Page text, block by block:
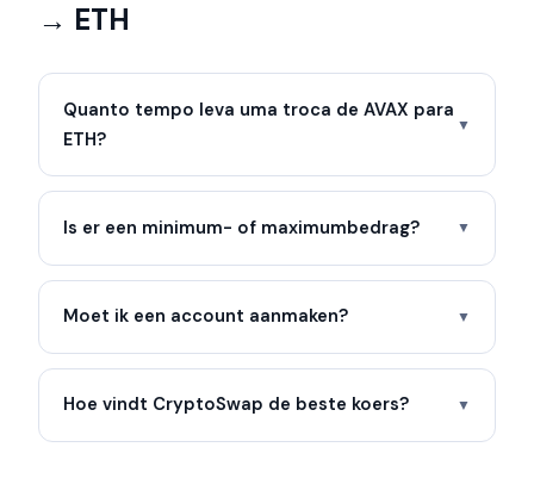
→ ETH
Quanto tempo leva uma troca de AVAX para
ETH?
▼
Is er een minimum- of maximumbedrag? ▼
Moet ik een account aanmaken? ▼
Hoe vindt CryptoSwap de beste koers? ▼